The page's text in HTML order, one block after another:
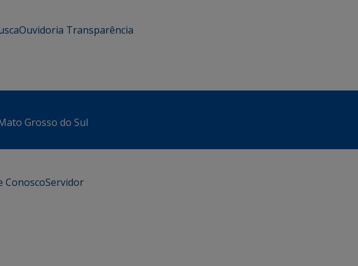
Ouvidoria Transparência
Grosso do Sul
ConoscoServidor